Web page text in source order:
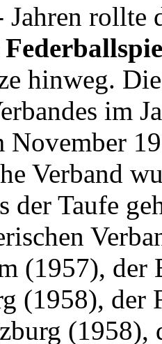
Jahren rollte
hinweg.
im
November
Verband
der Taufe
(1957),
(1958), der